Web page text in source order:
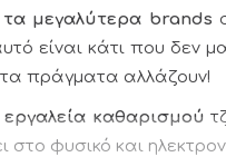
μεγαλύτερα brands
είναι κάτι που δεν
πράγματα αλλάζουν!
εργαλεία καθαρισμού
στο φυσικό και